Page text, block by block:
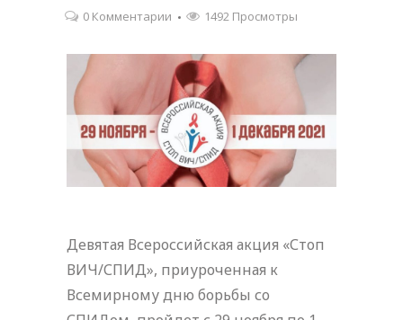
0 Комментарии
1492 Просмотры
Девятая Всероссийская акция «Стоп
ВИЧ/СПИД», приуроченная к
Всемирному дню борьбы со